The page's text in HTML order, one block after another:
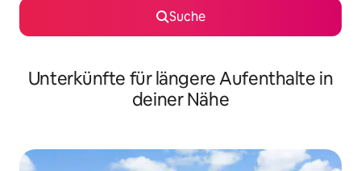
Suche
Unterkünfte für längere Aufenthalte in
deiner Nähe